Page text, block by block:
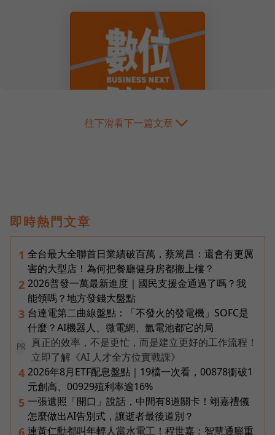
往下滑看下一篇文章
即時熱門文章
1 全台最大全聯首日業績破百萬，蔡篤昌：還會有更厲
害的大型店！為何把餐廳健身房都搬上樓？
2 2026普發一萬最新進度｜國民支援金通過了嗎？我
能領嗎？地方發錢大盤點
3 台達電第二曲線盤點：「不發火的發電機」SOFC是
什麼？AI機器人、微電網、氫電池都它的局
PR
真正的效率，不是更忙，而是建立更好的工作流程！
立即了解《AI 人才全方位實戰課》
4 2026年8月ETF配息盤點｜19檔一次看，00878衝破1
元創高、00929殖利率逾16%
5 一張遺照「開口」說話，中間有8道關卡！翊嘉禮儀
怎麼做出AI告別式，讓逝者最後道別？
6 連黃仁勳都叫年輕人當水電工！程世嘉：智慧通膨重